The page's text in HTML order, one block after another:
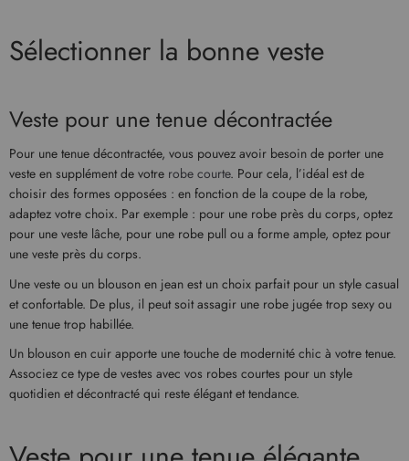
Sélectionner la bonne veste
Veste pour une tenue décontractée
Pour une tenue décontractée, vous pouvez avoir besoin de porter une
veste en supplément de votre robe courte. Pour cela, l’idéal est de
choisir des formes opposées : en fonction de la coupe de la robe,
adaptez votre choix. Par exemple : pour une robe près du corps, optez
pour une veste lâche, pour une robe pull ou a forme ample, optez pour
une veste près du corps.
Une veste ou un blouson en jean est un choix parfait pour un style casual
et confortable. De plus, il peut soit assagir une robe jugée trop sexy ou
une tenue trop habillée.
Un blouson en cuir apporte une touche de modernité chic à votre tenue.
Associez ce type de vestes avec vos robes courtes pour un style
quotidien et décontracté qui reste élégant et tendance.